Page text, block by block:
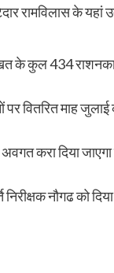
रामविलास के यहां
कुल 434
वितरित माह
करा दिया
नौगढ को